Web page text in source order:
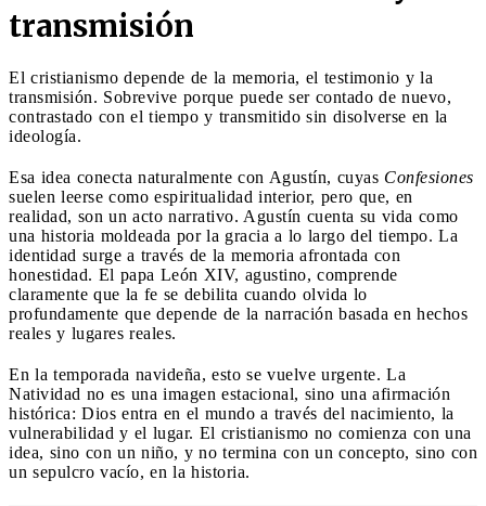
transmisión
El cristianismo depende de la memoria, el testimonio y la
transmisión. Sobrevive porque puede ser contado de nuevo,
contrastado con el tiempo y transmitido sin disolverse en la
ideología.
Esa idea conecta naturalmente con Agustín, cuyas Confesiones
suelen leerse como espiritualidad interior, pero que, en
realidad, son un acto narrativo. Agustín cuenta su vida como
una historia moldeada por la gracia a lo largo del tiempo. La
identidad surge a través de la memoria afrontada con
honestidad. El papa León XIV, agustino, comprende
claramente que la fe se debilita cuando olvida lo
profundamente que depende de la narración basada en hechos
reales y lugares reales.
En la temporada navideña, esto se vuelve urgente. La
Natividad no es una imagen estacional, sino una afirmación
histórica: Dios entra en el mundo a través del nacimiento, la
vulnerabilidad y el lugar. El cristianismo no comienza con una
idea, sino con un niño, y no termina con un concepto, sino con
un sepulcro vacío, en la historia.